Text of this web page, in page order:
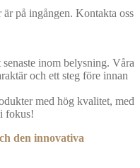
på ingången. Kontakta oss
inom belysning. Våra
och ett steg före innan
med hög kvalitet, med
fokus!
den innovativa